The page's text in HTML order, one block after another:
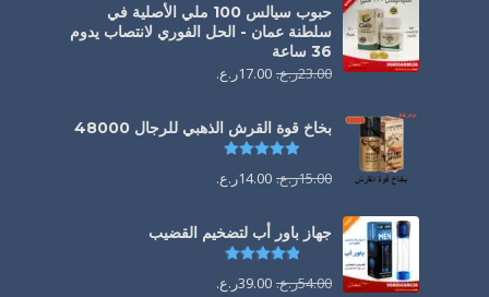
حبوب سيالس 100 ملي الأصلية في
سلطنة عمان - الحل الفوري لانتصاب يدوم
36 ساعة
23.00ر.ع. 17.00ر.ع.
بخاخ قوة القرش الذهبي للرجال 48000
تم التقييم
15.00ر.ع. 14.00ر.ع.
جهاز باور أب لتضخيم القضيب
تم التقييم
54.00ر.ع. 39.00ر.ع.